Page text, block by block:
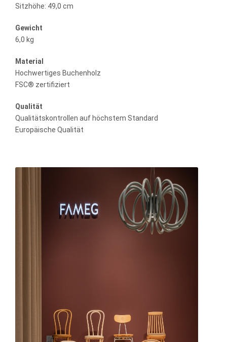
Sitzhöhe: 49,0 cm
Gewicht
6,0 kg
Material
Hochwertiges Buchenholz
FSC® zertifiziert
Qualität
Qualitätskontrollen auf höchstem Standard
Europäische Qualität